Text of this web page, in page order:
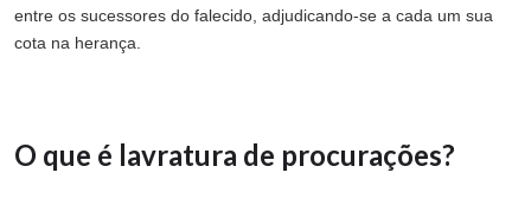
entre os sucessores do falecido, adjudicando-se a cada um sua
cota na herança.
O que é lavratura de procurações?